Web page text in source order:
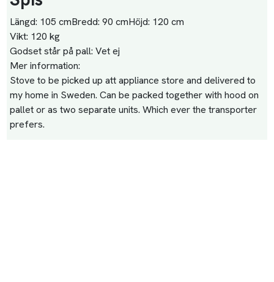
Längd: 105 cmBredd: 90 cmHöjd: 120 cm
Vikt: 120 kg
Godset står på pall: Vet ej
Mer information:
Stove to be picked up att appliance store and delivered to
my home in Sweden. Can be packed together with hood on
pallet or as two separate units. Which ever the transporter
prefers.